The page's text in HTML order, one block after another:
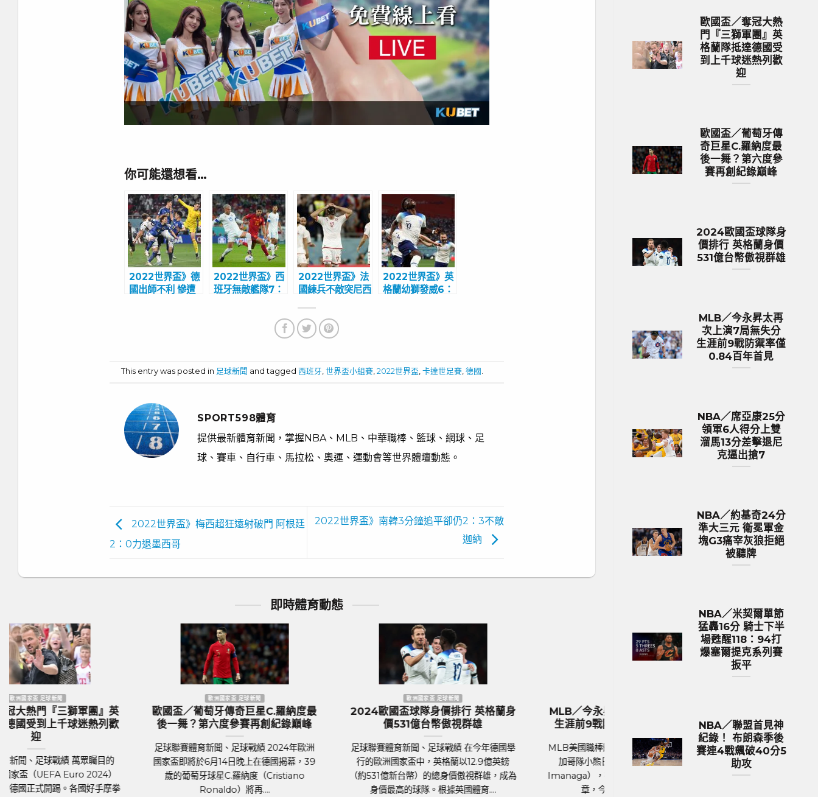
你可能還想看…
2022世界盃》德
國出師不利 慘遭
2022世界盃》西
班牙無敵艦隊7：
2022世界盃》法
國練兵不敵突尼西
2022世界盃》英
格蘭幼獅發威6：
This entry was posted in 足球新聞 and tagged西班牙,世界盃小組賽,2022世界盃,卡達世足賽,德國 .
SPORT598體育
提供最新體育新聞，掌握NBA、MLB、中華職棒、籃球、網球、足
球、賽車、自行車、馬拉松、奧運、運動會等世界體壇動態。
2022世界盃》梅西超狂遠射破門 阿根廷
2：0力退墨西哥
2022世界盃》南韓3分鐘追平卻仍2：3不敵
迦納
即時體育動態
MLB／今永昇太再次上演7局無失分
生涯前9戰防禦率僅0.84百年首見
MLB美國職棒體育新聞、MLB戰績 MLB芝
加哥隊小熊日籍左投今永昇太（Shota
Imanaga），持續在大聯盟締造令人驚豔篇
章，今天在主場對決海盜....
NBA／席亞康25分領軍6人得分上雙
溜馬13分差擊退尼克逼出搶7
NBA美國職籃體育新聞、NBA戰績 NBA東
區季後賽第2輪，賽前溜馬在系列賽以2比3
落後尼克，回到主場背水一戰的溜馬，在沒
有退路的情況下將士用命，不僅....
NBA／約基奇24分準大三元 衛冕軍
金塊G3痛宰灰狼拒絕被聽牌
NBA美國職籃體育新聞、NBA戰績 NBA西
區季後賽次輪，衛冕軍丹佛金塊與明尼蘇達
灰狼的系列賽意外陷入苦戰，主場吞下2連
敗。第3戰作客來到灰狼主場，丹....
半場甦醒118：94打爆塞爾提克系列
賽扳平
NBA美國職籃體育新聞、NBA戰績 NBA東
區季後賽次輪，克里夫蘭騎士隊與波士頓塞
歐國盃／奪冠大熱
門『三獅軍團』英
格蘭隊抵達德國受
到上千球迷熱列歡
迎
歐國盃／葡萄牙傳
奇巨星C.羅納度最
後一舞？第六度參
賽再創紀錄巔峰
2024歐國盃球隊身
價排行 英格蘭身價
531億台幣傲視群雄
MLB／今永昇太再
次上演7局無失分
生涯前9戰防禦率僅
0.84百年首見
NBA／席亞康25分
領軍6人得分上雙
溜馬13分差擊退尼
克逼出搶7
NBA／約基奇24分
準大三元 衛冕軍金
塊G3痛宰灰狼拒絕
被聽牌
NBA／米契爾單節
猛轟16分 騎士下半
場甦醒118：94打
爆塞爾提克系列賽
扳平
NBA／聯盟首見神
紀錄！ 布朗森季後
賽連4戰飆破40分5
助攻